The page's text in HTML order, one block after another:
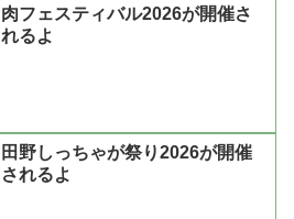
肉フェスティバル2026が開催さ
れるよ
田野しっちゃが祭り2026が開催
されるよ